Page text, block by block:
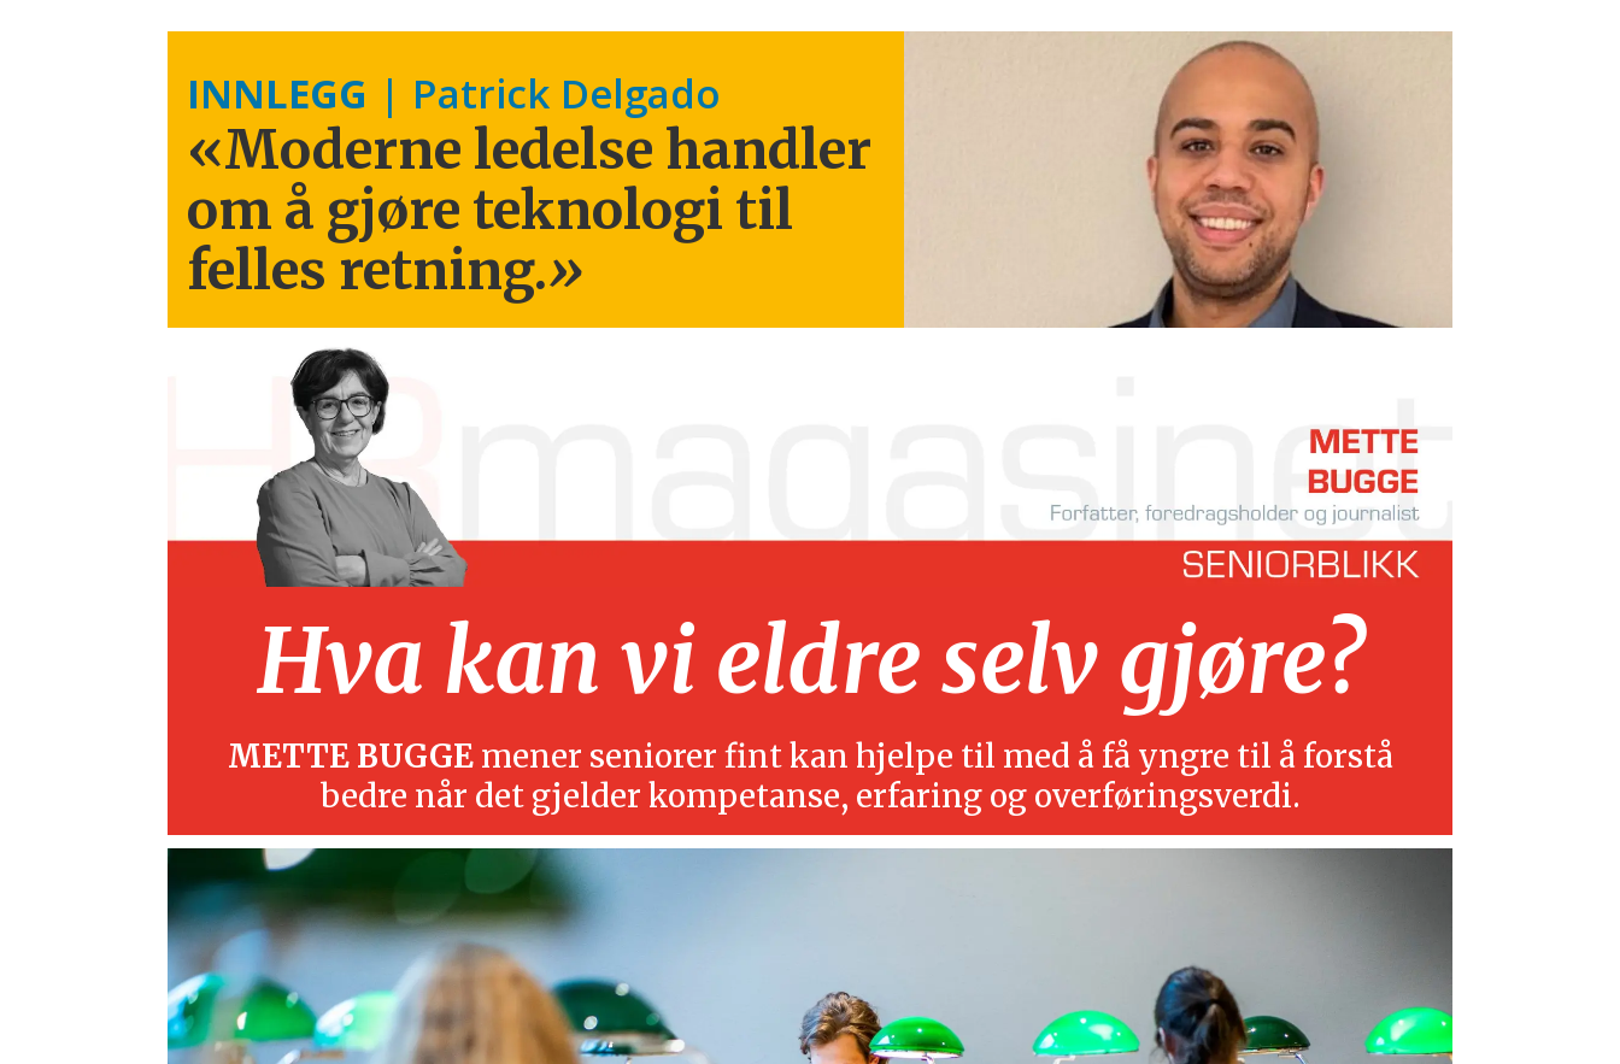
INNLEGG | Patrick Delgado
«Moderne ledelse handler
om å gjøre teknologi til
felles retning.»
Hva kan vi eldre selv gjøre?
METTE BUGGEmener seniorer fint kan hjelpe til med å få yngre til å forstå
bedre når det gjelder kompetanse, erfaring og overføringsverdi.